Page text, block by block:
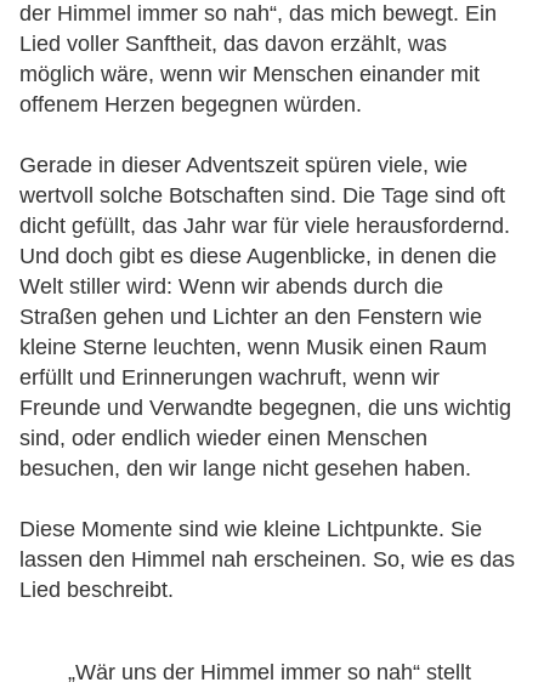
der Himmel immer so nah“, das mich bewegt. Ein
Lied voller Sanftheit, das davon erzählt, was
möglich wäre, wenn wir Menschen einander mit
offenem Herzen begegnen würden.
Gerade in dieser Adventszeit spüren viele, wie
wertvoll solche Botschaften sind. Die Tage sind oft
dicht gefüllt, das Jahr war für viele herausfordernd.
Und doch gibt es diese Augenblicke, in denen die
Welt stiller wird: Wenn wir abends durch die
Straßen gehen und Lichter an den Fenstern wie
kleine Sterne leuchten, wenn Musik einen Raum
erfüllt und Erinnerungen wachruft, wenn wir
Freunde und Verwandte begegnen, die uns wichtig
sind, oder endlich wieder einen Menschen
besuchen, den wir lange nicht gesehen haben.
Diese Momente sind wie kleine Lichtpunkte. Sie
lassen den Himmel nah erscheinen. So, wie es das
Lied beschreibt.
„Wär uns der Himmel immer so nah“ stellt